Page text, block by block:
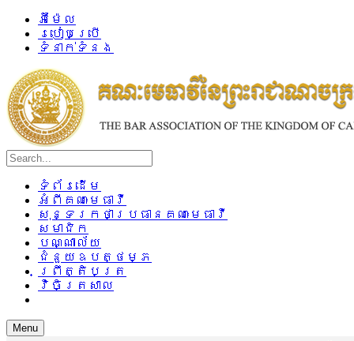
អ៊ីម៉ែល
របៀបប្រើ
ទំនាក់ទំនង
ទំព័រដើម
អំពីគណៈមេធាវី
សុន្ទរកថាប្រធានគណៈមេធាវី
សមាជិក
បណ្ណាល័យ
ជំនួយឧបត្ថម្ភ
ព្រឹត្តិបត្រ
វិចិត្រសាល
Menu